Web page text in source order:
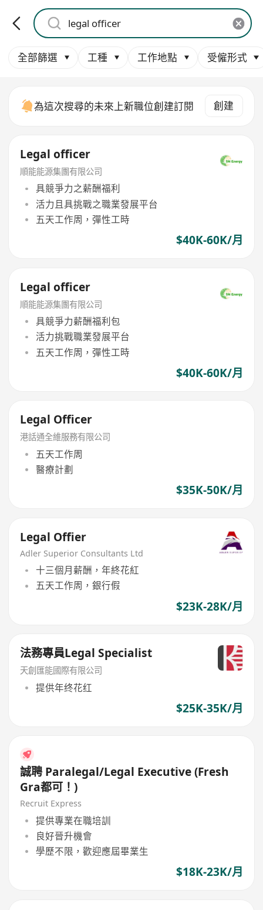
全部篩選 工種 工作地點 受僱形式
為這次搜尋的未來上新職位創建訂閱 創建
Legal officer
順能能源集團有限公司
具競爭力之薪酬福利
活力且具挑戰之職業發展平台
五天工作周，彈性工時
$40K-60K/月
Legal officer
順能能源集團有限公司
具競爭力薪酬福利包
活力挑戰職業發展平台
五天工作周，彈性工時
$40K-60K/月
Legal Officer
港話通全維服務有限公司
五天工作周
醫療計劃
$35K-50K/月
Legal Offier
Adler Superior Consultants Ltd
十三個月薪酬，年終花紅
五天工作周，銀行假
$23K-28K/月
法務專員Legal Specialist‌
天創匯能國際有限公司
提供年终花红
$25K-35K/月
誠聘 Paralegal/Legal Executive (Fresh
Gra都可！)
Recruit Express
提供專業在職培訓
良好晉升機會
學歷不限，歡迎應屆畢業生
$18K-23K/月